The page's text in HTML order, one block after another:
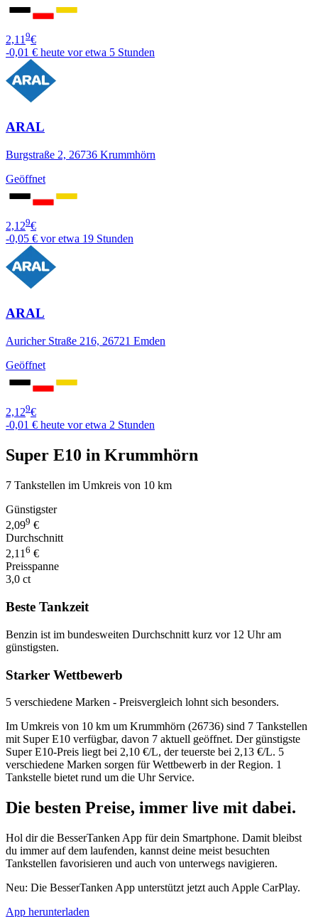
2,119€
-0,01 € heute vor etwa 5 Stunden
ARAL
Burgstraße 2, 26736 Krummhörn
Geöffnet
2,129€
-0,05 € vor etwa 19 Stunden
ARAL
Auricher Straße 216, 26721 Emden
Geöffnet
2,129€
-0,01 € heute vor etwa 2 Stunden
Super E10 in Krummhörn
7 Tankstellen im Umkreis von 10 km
Günstigster
2,099 €
Durchschnitt
2,116 €
Preisspanne
3,0 ct
Beste Tankzeit
Benzin ist im bundesweiten Durchschnitt kurz vor 12 Uhr am
günstigsten.
Starker Wettbewerb
5 verschiedene Marken - Preisvergleich lohnt sich besonders.
Im Umkreis von 10 km um Krummhörn (26736) sind 7 Tankstellen
mit Super E10 verfügbar, davon 7 aktuell geöffnet. Der günstigste
Super E10-Preis liegt bei 2,10 €/L, der teuerste bei 2,13 €/L. 5
verschiedene Marken sorgen für Wettbewerb in der Region. 1
Tankstelle bietet rund um die Uhr Service.
Die besten Preise, immer live mit dabei.
Hol dir die BesserTanken App für dein Smartphone. Damit bleibst
du immer auf dem laufenden, kannst deine meist besuchten
Tankstellen favorisieren und auch von unterwegs navigieren.
Neu: Die BesserTanken App unterstützt jetzt auch Apple CarPlay.
App herunterladen